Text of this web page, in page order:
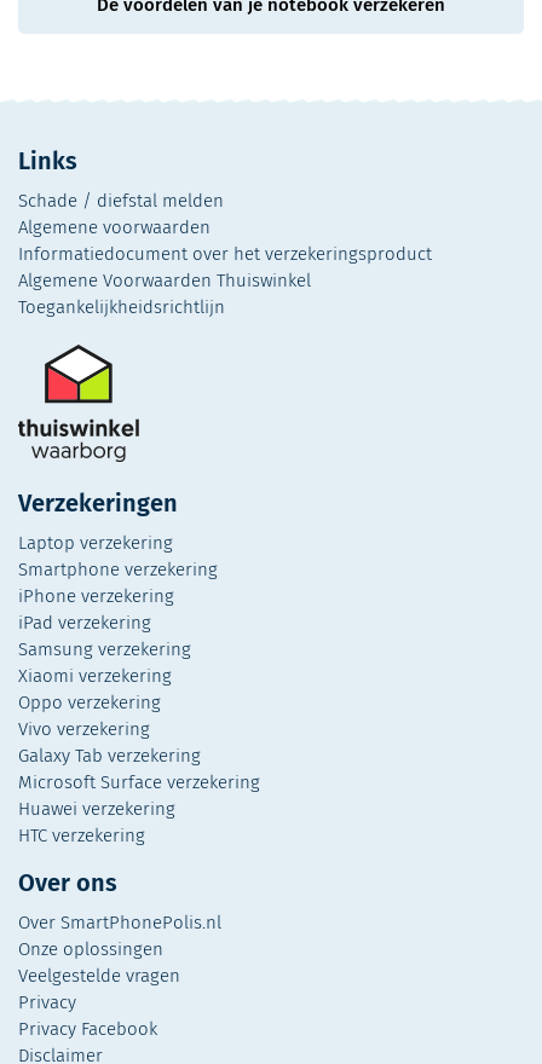
De voordelen van je notebook verzekeren
Links
Schade / diefstal melden
Algemene voorwaarden
Informatiedocument over het verzekeringsproduct
Algemene Voorwaarden Thuiswinkel
Toegankelijkheidsrichtlijn
Verzekeringen
Laptop verzekering
Smartphone verzekering
iPhone verzekering
iPad verzekering
Samsung verzekering
Xiaomi verzekering
Oppo verzekering
Vivo verzekering
Galaxy Tab verzekering
Microsoft Surface verzekering
Huawei verzekering
HTC verzekering
Over ons
Over SmartPhonePolis.nl
Onze oplossingen
Veelgestelde vragen
Privacy
Privacy Facebook
Disclaimer